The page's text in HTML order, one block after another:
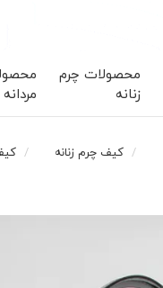
محصولات چرم
زنانه
مردانه
کیف چرم زنانه